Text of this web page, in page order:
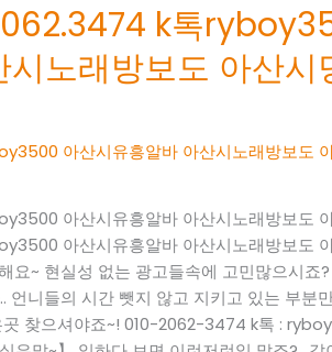
k톡
노래방보도 아산시
아산시유흥알바 아산시노래방보도
아산시유흥알바 아산시노래방보도
아산시유흥알바 아산시노래방보도
요~ 현실성 없는 광고들속에 고민많으시죠
언니들의 시간 뺏지 않고 지키고 있는 부분
찾으셔야죠~! 010-2062-3474 k톡 :